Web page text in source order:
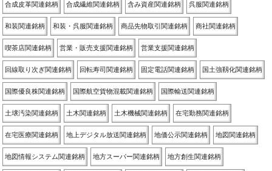
合成皮革関連銘柄 合成繊維関連銘柄 含み資産関連銘柄 呉服関連銘柄
和装関連銘柄 和装・呉服関連銘柄 商品先物取引関連銘柄 商社関連銘柄
喫茶店関連銘柄 営業・販売支援関連銘柄 営業支援関連銘柄
回線取り次ぎ関連銘柄 回転寿司関連銘柄 固定電話関連銘柄 国土強靱化関連銘柄
国際優良株関連銘柄 国際航空貨物混載関連銘柄 国際輸送関連銘柄
土壌汚染関連銘柄 土木関連銘柄 土木機械関連銘柄 在宅勤務関連銘柄
在宅医療関連銘柄 地上デジタル放送関連銘柄 地価公示関連銘柄 地図関連銘柄
地図情報システム関連銘柄 地方スーパー関連銘柄 地方創生関連銘柄